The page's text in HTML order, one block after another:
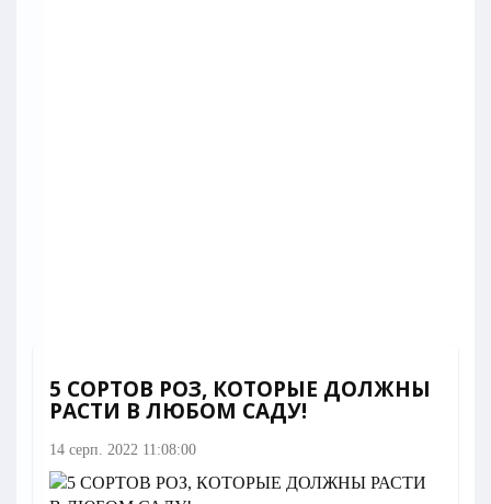
5 СОРТОВ РОЗ, КОТОРЫЕ ДОЛЖНЫ
РАСТИ В ЛЮБОМ САДУ!
14 серп. 2022 11:08:00